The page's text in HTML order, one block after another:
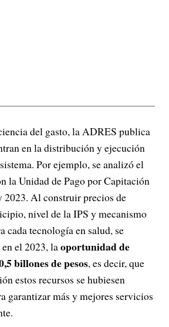
del gasto, la ADRES publica
en la distribución y ejecución
Por ejemplo, se analizó el
la Unidad de Pago por Capitación
2023. Al construir precios de
nivel de la IPS y mecanismo
cada tecnología en salud, se
el 2023, laoportunidad de
billones de pesos, es decir, que
estos recursos se hubiesen
garantizar más y mejores servicios